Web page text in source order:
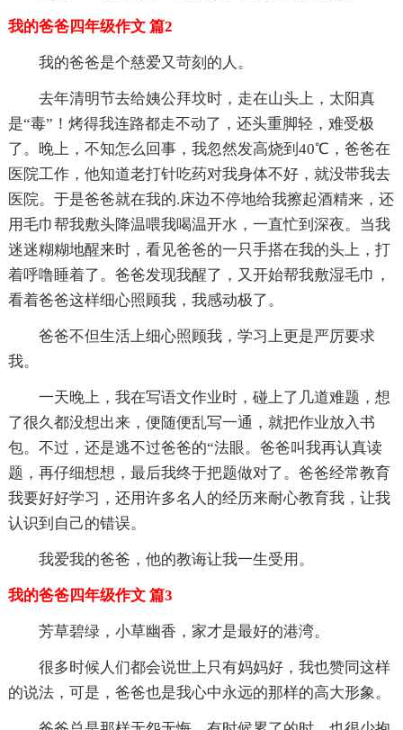
我的爸爸四年级作文 篇2
我的爸爸是个慈爱又苛刻的人。
去年清明节去给姨公拜坟时，走在山头上，太阳真
是“毒”！烤得我连路都走不动了，还头重脚轻，难受极
了。晚上，不知怎么回事，我忽然发高烧到40℃，爸爸在
医院工作，他知道老打针吃药对我身体不好，就没带我去
医院。于是爸爸就在我的.床边不停地给我擦起酒精来，还
用毛巾帮我敷头降温喂我喝温开水，一直忙到深夜。当我
迷迷糊糊地醒来时，看见爸爸的一只手搭在我的头上，打
着呼噜睡着了。爸爸发现我醒了，又开始帮我敷湿毛巾，
看着爸爸这样细心照顾我，我感动极了。
爸爸不但生活上细心照顾我，学习上更是严厉要求
我。
一天晚上，我在写语文作业时，碰上了几道难题，想
了很久都没想出来，便随便乱写一通，就把作业放入书
包。不过，还是逃不过爸爸的“法眼。爸爸叫我再认真读
题，再仔细想想，最后我终于把题做对了。爸爸经常教育
我要好好学习，还用许多名人的经历来耐心教育我，让我
认识到自己的错误。
我爱我的爸爸，他的教诲让我一生受用。
我的爸爸四年级作文 篇3
芳草碧绿，小草幽香，家才是最好的港湾。
很多时候人们都会说世上只有妈妈好，我也赞同这样
的说法，可是，爸爸也是我心中永远的那样的高大形象。